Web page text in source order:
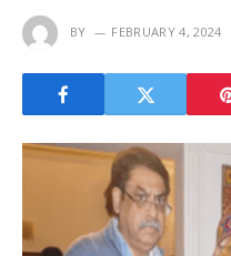
BY FEBRUARY 4, 2024